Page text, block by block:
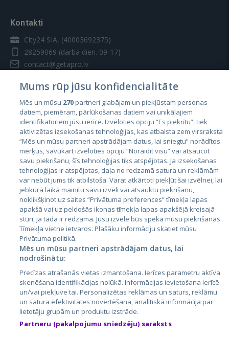
Kontakti
City24 SIA, (40003692375)
28259069 (darba dien. 09-17)
contact@getapro.lv
Valstis
Igaunija
Latvija
Lietuva
City24.lv
City24.ee
GetaPro.lv
GetaPro.ee
Skelbiu.lt
Autoplius.lt
CVbankas.lt
Kainos.lt
Paslaugos.lt
auto24.ee
Osta.ee
Mums rūp jūsu konfidencialitāte
Mēs un mūsu 270partneri glabājam un piekļūstam personas
datiem, piemēram, pārlūkošanas datiem vai unikālajiem
identifikatoriem jūsu ierīcē. Izvēloties opciju “Es piekrītu”, tiek
aktivizētas izsekošanas tehnoloģijas, kas atbalsta zem virsraksta
“Mēs un mūsu partneri apstrādājam datus, lai sniegtu” norādītos
mērķus, savukārt izvēloties opciju “Noraidīt visu” vai atsaucot
savu piekrišanu, šīs tehnoloģijas tiks atspējotas. Ja izsekošanas
tehnoloģijas ir atspējotas, daļa no redzamā satura un reklāmām
var nebūt jums tik atbilstoša. Varat atkārtoti piekļūt šai izvēlnei, lai
jebkurā laikā mainītu savu izvēli vai atsauktu piekrišanu,
noklikšķinot uz saites “Privātuma preferences” tīmekļa lapas
apakšā vai uz peldošās ikonas tīmekļa lapas apakšējā kreisajā
stūrī, ja tāda ir redzama. Jūsu izvēle būs spēkā mūsu piekrišanas
Tīmekļa vietne ietvaros. Plašāku informāciju skatiet mūsu
Privātuma politikā.
Mēs un mūsu partneri apstrādājam datus, lai
nodrošinātu:
Precīzas atrašanās vietas izmantošana. Ierīces parametru aktīva
skenēšana identifikācijas nolūkā. Informācijas ievietošana ierīcē
un/vai piekļuve tai. Personalizētas reklāmas un saturs, reklāmu
un satura efektivitātes novērtēšana, analītiskā informācija par
lietotāju grupām un produktu izstrāde.
Partneru (pakalpojumu sniedzēju) saraksts